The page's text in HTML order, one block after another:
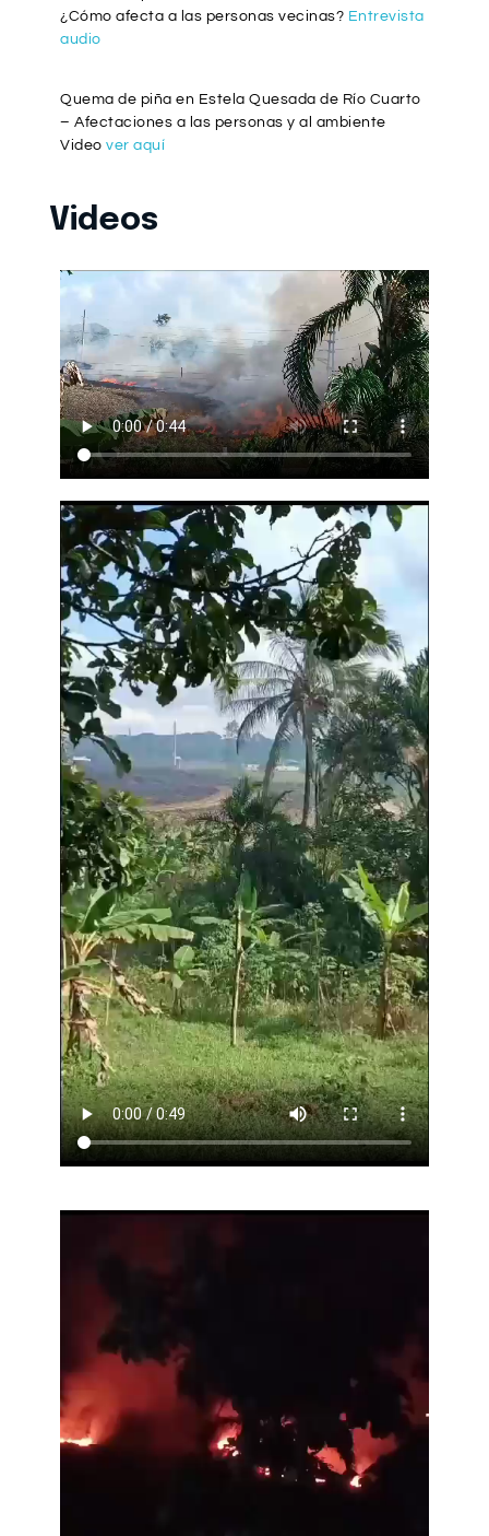
¿Cómo afecta a las personas vecinas? Entrevista
audio
Quema de piña en Estela Quesada de Río Cuarto
– Afectaciones a las personas y al ambiente
Video ver aquí
Videos